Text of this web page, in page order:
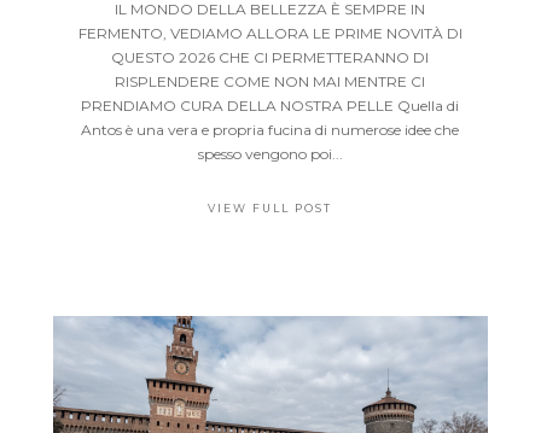
IL MONDO DELLA BELLEZZA È SEMPRE IN
FERMENTO, VEDIAMO ALLORA LE PRIME NOVITÀ DI
QUESTO 2026 CHE CI PERMETTERANNO DI
RISPLENDERE COME NON MAI MENTRE CI
PRENDIAMO CURA DELLA NOSTRA PELLE Quella di
Antos è una vera e propria fucina di numerose idee che
spesso vengono poi...
VIEW FULL POST